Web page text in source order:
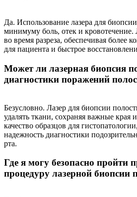
Да. Использование лазера для
минимуму боль, отек и кровотечение.
во время разреза, обеспечивая более
для пациента и быстрое
Может ли лазерная биопсия
диагностики поражений
Безусловно. Лазер для биопсии
удалять ткани, сохраняя важные края
качество образцов для
надежность диагностики
рта.
Где я могу безопасно пройти
процедуру лазерной биопсии